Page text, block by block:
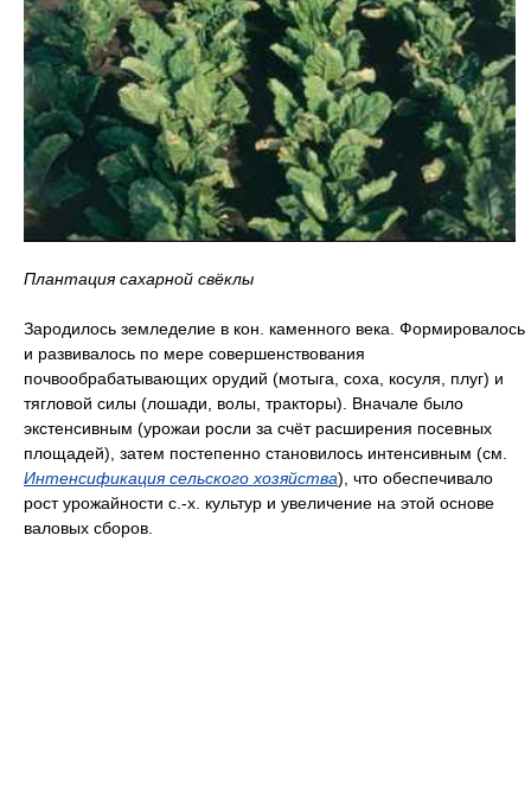
Плантация сахарной свёклы
Зародилось земледелие в кон. каменного века. Формировалось
и развивалось по мере совершенствования
почвообрабатывающих орудий (мотыга, соха, косуля, плуг) и
тягловой силы (лошади, волы, тракторы). Вначале было
экстенсивным (урожаи росли за счёт расширения посевных
площадей), затем постепенно становилось интенсивным (см.
Интенсификация сельского хозяйства), что обеспечивало
рост урожайности с.-х. культур и увеличение на этой основе
валовых сборов.